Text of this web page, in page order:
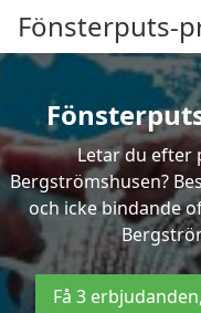
Fönsterputs-
Letar du efter
Bergströmshusen?
och icke bindande
Få 3